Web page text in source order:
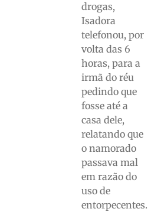
drogas,
Isadora
telefonou, por
volta das 6
horas, para a
irmã do réu
pedindo que
fosse até a
casa dele,
relatando que
o namorado
passava mal
em razão do
uso de
entorpecentes.